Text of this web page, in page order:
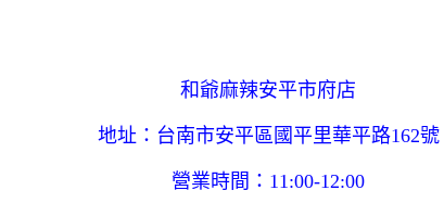
和爺麻辣安平市府店
地址：台南市安平區國平里華平路162號
營業時間：11:00-12:00